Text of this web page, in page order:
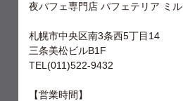
夜パフェ専門店 パフェテリア ミル
札幌市中央区南3条西5丁目14
三条美松ビルB1F
TEL(011)522-9432
【営業時間】